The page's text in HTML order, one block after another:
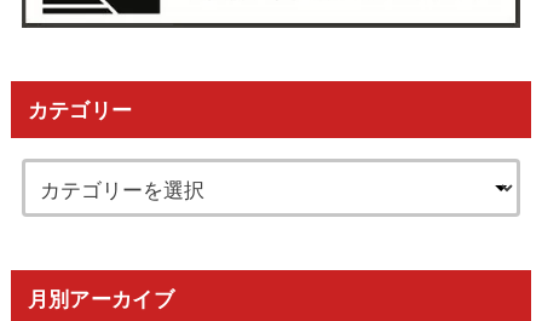
カテゴリー
月別アーカイブ